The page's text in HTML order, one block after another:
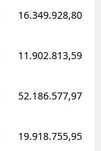
16.349.928,80
11.902.813,59
52.186.577,97
19.918.755,95